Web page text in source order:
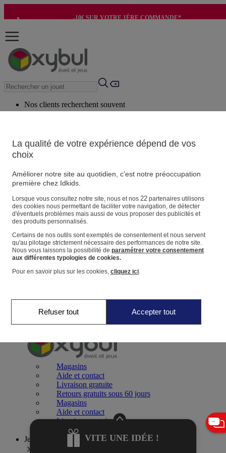
-10€ SUR VOTRE 1ÈRE COMMANDE*
Nos clients recherchent souvent
Conseils suggérés
Produits suggérés
Vos informations personnelles
Suivre une commande
Magasin
Panier
Favoris
Jeux 0-2 ans
Magasins
Aide et contact
Livraison gratuite
Retours gratuits sous 60 jours
Magasins
Aide et contact
Livraison gratuite
Retours gratuits sous 60 jours
Jeux 2-4 ans
VITE UNE IDÉE !
La qualité de votre expérience dépend de vos
choix
Améliorer notre site au quotidien, c'est notre préoccupation
première chez Idkids.
Lorsque vous consultez notre site, nous et nos 22partenaires utilisons
des cookies nous permettant de faciliter votre navigation, de détecter
d'éventuels problèmes mais aussi de vous proposer des publicités et
des produits personnalisés.
Certains de nos outils sont exemptés de consentement et nous servent
qu'au pilotage strictement nécessaire des performances de notre site.
Nous vous laissons la possibilité de paramétrer votre consentement
aux différentes typologies de cookies.
Pour en savoir plus sur les cookies, cliquez ici.
Refuser tout Accepter tout